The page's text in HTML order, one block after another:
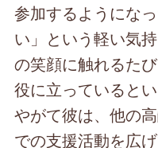
参加するようにな
い」という軽い気
の笑顔に触れるた
役に立っているとい
やがて彼は、他の
での支援活動を広